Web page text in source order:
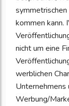
kommen kann.
nicht um eine
werblichen
Werbung/